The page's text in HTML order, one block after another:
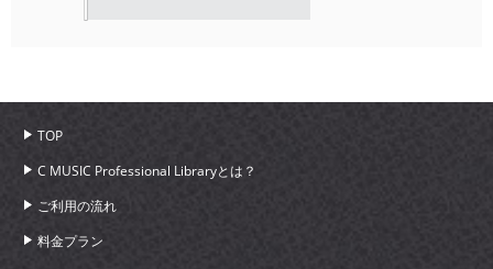
TOP
C MUSIC Professional Libraryとは？
ご利用の流れ
料金プラン